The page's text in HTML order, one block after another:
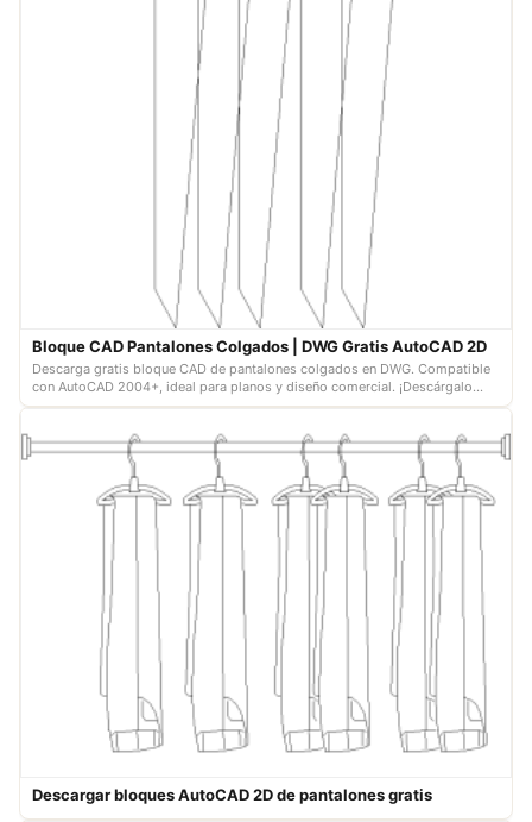
Bloque CAD Pantalones Colgados | DWG Gratis AutoCAD 2D
Descarga gratis bloque CAD de pantalones colgados en DWG. Compatible
con AutoCAD 2004+, ideal para planos y diseño comercial. ¡Descárgalo
ahora!
Descargar bloques AutoCAD 2D de pantalones gratis